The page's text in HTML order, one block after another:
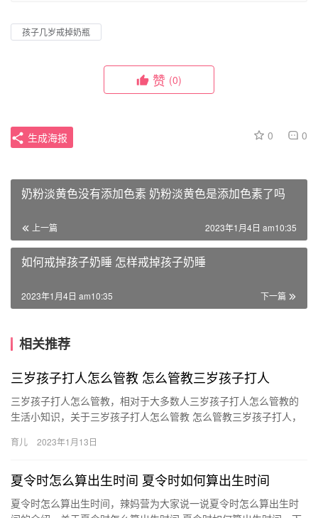
孩子几岁戒掉奶瓶
赞 (0)
0 0
生成海报
奶粉淡黄色没有添加色素 奶粉淡黄色是添加色素了吗
上一篇 2023年1月4日 am10:35
如何戒掉孩子奶睡 怎样戒掉孩子奶睡
下一篇
2023年1月4日 am10:35
相关推荐
三岁孩子打人怎么管教 怎么管教三岁孩子打人
三岁孩子打人怎么管教，相对于大多数人三岁孩子打人怎么管教的
生活小知识，关于三岁孩子打人怎么管教 怎么管教三岁孩子打人，
三…
育儿 2023年1月13日
夏令时怎么算出生时间 夏令时如何算出生时间
夏令时怎么算出生时间，辣妈营为大家说一说夏令时怎么算出生时